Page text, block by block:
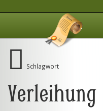
Schlagwort
Verleihung